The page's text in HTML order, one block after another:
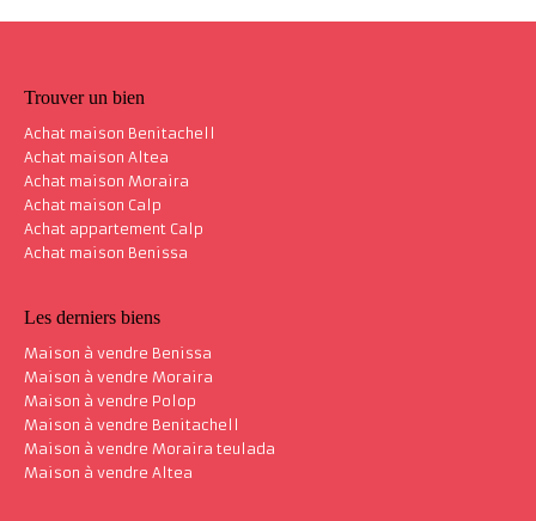
Trouver un bien
Achat maison Benitachell
Achat maison Altea
Achat maison Moraira
Achat maison Calp
Achat appartement Calp
Achat maison Benissa
Les derniers biens
Maison à vendre Benissa
Maison à vendre Moraira
Maison à vendre Polop
Maison à vendre Benitachell
Maison à vendre Moraira teulada
Maison à vendre Altea